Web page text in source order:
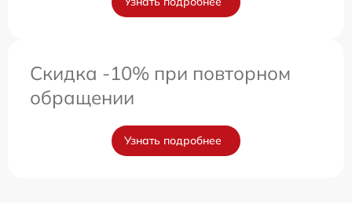
Скидка -10% при повторном
обращении
Узнать подробнее